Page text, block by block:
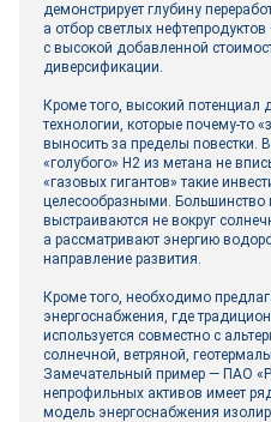
демонстрирует глубину
а отбор светлых
с высокой добавленной
диверсификации.
Кроме того, высокий потенциал
технологии, которые почему‑то
выносить за пределы
«голубого» Н2 из метана не
«газовых гигантов» такие
целесообразными. Большинство
выстраиваются не вокруг
а рассматривают энергию
направление развития.
Кроме того, необходимо
энергоснабжения, где
используется совместно с
солнечной, ветряной,
Замечательный пример — ПАО
непрофильных активов имеет
модель энергоснабжения